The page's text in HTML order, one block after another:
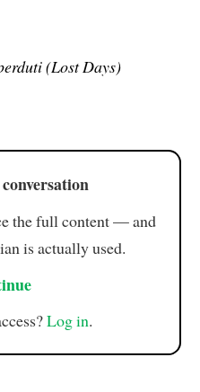
(Lost Days)
the full content — and
is actually used.
Log in.